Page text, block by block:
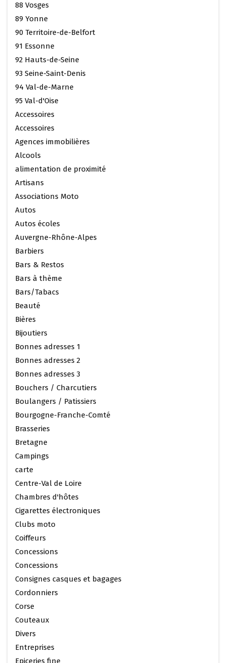
88 Vosges
89 Yonne
90 Territoire-de-Belfort
91 Essonne
92 Hauts-de-Seine
93 Seine-Saint-Denis
94 Val-de-Marne
95 Val-d'Oise
Accessoires
Accessoires
Agences immobilières
Alcools
alimentation de proximité
Artisans
Associations Moto
Autos
Autos écoles
Auvergne-Rhône-Alpes
Barbiers
Bars & Restos
Bars à thème
Bars/Tabacs
Beauté
Bières
Bijoutiers
Bonnes adresses 1
Bonnes adresses 2
Bonnes adresses 3
Bouchers / Charcutiers
Boulangers / Patissiers
Bourgogne-Franche-Comté
Brasseries
Bretagne
Campings
carte
Centre-Val de Loire
Chambres d'hôtes
Cigarettes électroniques
Clubs moto
Coiffeurs
Concessions
Concessions
Consignes casques et bagages
Cordonniers
Corse
Couteaux
Divers
Entreprises
Epiceries fine